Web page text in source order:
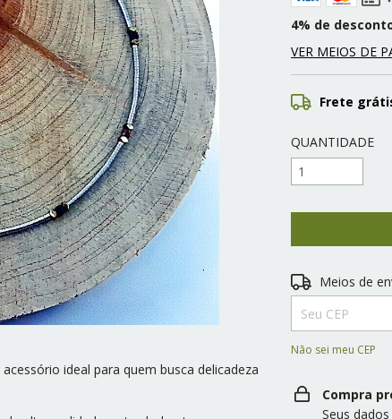
acessório ideal para quem busca delicadeza
4% de
VER MEIOS DE
Frete
QUANTIDADE
Entregas para o
Meios de
Não sei meu CEP
Compra
Seus